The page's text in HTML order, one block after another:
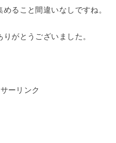
ること間違いなしですね。
がとうございました。
ーリンク